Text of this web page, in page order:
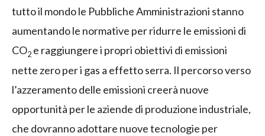
tutto il mondo le Pubbliche Amministrazioni stanno
aumentando le normative per ridurre le emissioni di
CO2 e raggiungere i propri obiettivi di emissioni
nette zero per i gas a effetto serra. Il percorso verso
l’azzeramento delle emissioni creerà nuove
opportunità per le aziende di produzione industriale,
che dovranno adottare nuove tecnologie per